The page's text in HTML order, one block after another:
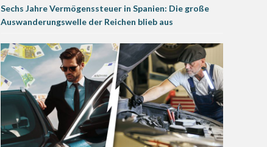
Sechs Jahre Vermögenssteuer in Spanien: Die große
Auswanderungswelle der Reichen blieb aus